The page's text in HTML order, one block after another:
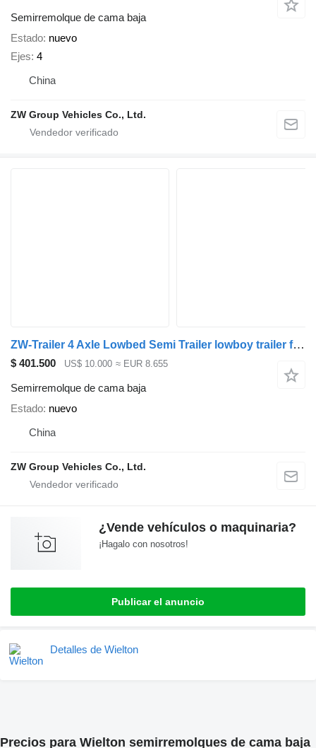
Semirremolque de cama baja
Estado nuevo
Ejes 4
China
ZW Group Vehicles Co., Ltd.
ZW-Trailer 4 Axle Lowbed Semi Trailer lowboy trailer for tanzania
$ 401.500 US$ 10.000 ≈ EUR 8.655
Semirremolque de cama baja
Estado nuevo
China
ZW Group Vehicles Co., Ltd.
¿Vende vehículos o maquinaria?
¡Hagalo con nosotros!
Publicar el anuncio
Detalles de Wielton
Precios para Wielton semirremolques de cama baja